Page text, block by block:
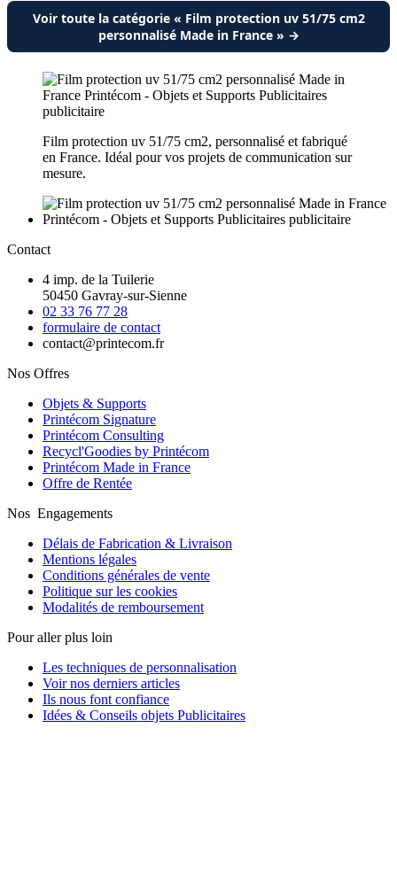
Voir toute la catégorie « Film protection uv 51/75 cm2
personnalisé Made in France » →
Film protection uv 51/75 cm2, personnalisé et fabriqué
en France. Idéal pour vos projets de communication sur
mesure.
Contact
4 imp. de la Tuilerie
50450 Gavray-sur-Sienne
02 33 76 77 28
formulaire de contact
contact@printecom.fr
Nos Offres
Objets & Supports
Printécom Signature
Printécom Consulting
Recycl'Goodies by Printécom
Printécom Made in France
Offre de Rentée
Nos Engagements
Délais de Fabrication & Livraison
Mentions légales
Conditions générales de vente
Politique sur les cookies
Modalités de remboursement
Pour aller plus loin
Les techniques de personnalisation
Voir nos derniers articles
Ils nous font confiance
Idées & Conseils objets Publicitaires